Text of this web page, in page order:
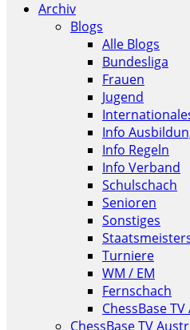
Archiv
Blogs
Alle Blogs
Bundesliga
Frauen
Jugend
Info
Info Regeln
Info Verband
Schulschach
Senioren
Sonstiges
Turniere
WM / EM
Fernschach
ChessBase
ChessBase TV